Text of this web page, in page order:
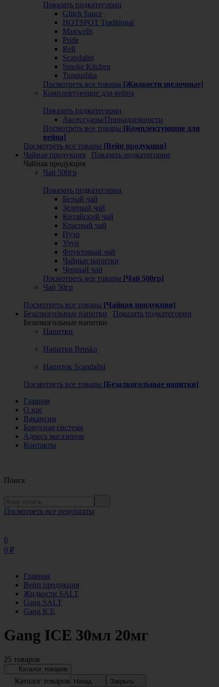
Показать подкатегории
Glitch Sauce
HOTSPOT Traditional
Maxwells
Pride
Rell
Scandalist
Smoke Kitchen
Tungushka
Посмотреть все товары [Жидкости щелочные]
Комплектующие для вейпа
Показать подкатегории
Аксессуары/Принадлежности
Посмотреть все товары [Комплектующие для
вейпа]
Посмотреть все товары [Вейп продукция]
Чайная продукция
Показать подкатегории
Чайная продукция
Чай 500гр
Показать подкатегории
Белый чай
Зеленый чай
Китайский чай
Красный чай
Пуэр
Улун
Фруктовый чай
Чайные напитки
Черный чай
Посмотреть все товары [Чай 500гр]
Чай 50гр
Посмотреть все товары [Чайная продукция]
Безалкогольные напитки
Показать подкатегории
Безалкогольные напитки
Напитки
Напитки Brusko
Напиток Scandalist
Посмотреть все товары [Безалкогольные напитки]
Главная
О нас
Вакансии
Бонусная система
Адреса магазинов
Контакты
Поиск
Посмотреть все результаты
0
0 ₽
Главная
Вейп продукция
Жидкости SALT
Gang SALT
Gang ICE
Gang ICE 30мл 20мг
25 товаров
Каталог товаров
Каталог товаров Назад Закрыть